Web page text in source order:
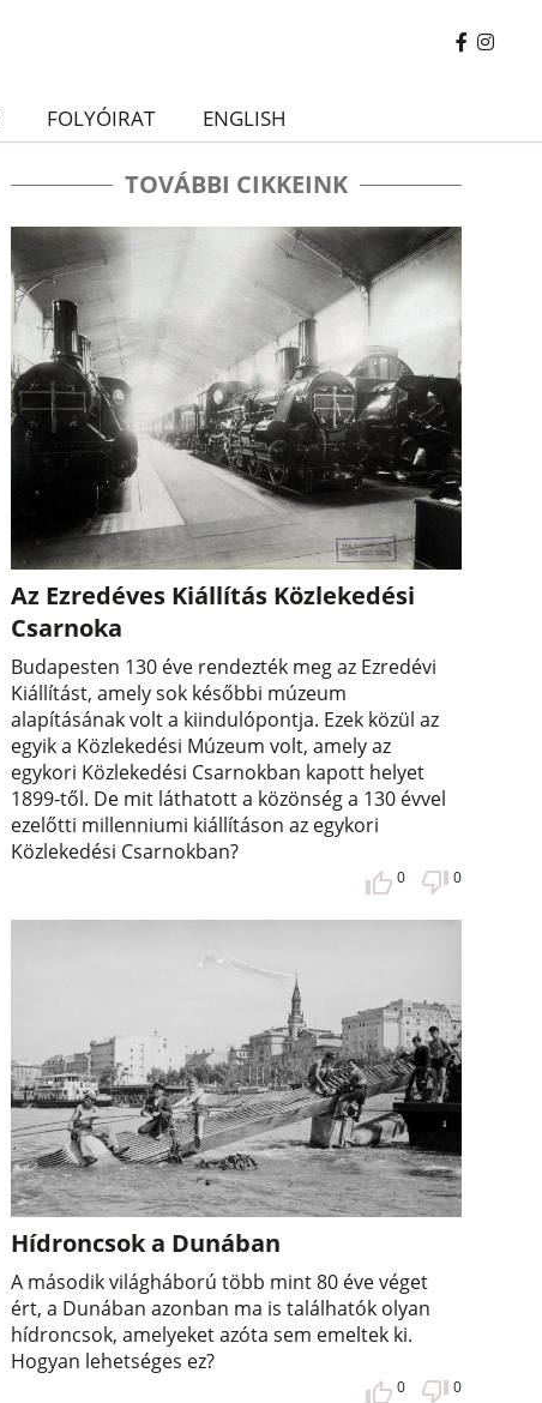
FOLYÓIRAT ENGLISH
TOVÁBBI CIKKEINK
Az Ezredéves Kiállítás Közlekedési
Csarnoka
Budapesten 130 éve rendezték meg az Ezredévi
Kiállítást, amely sok későbbi múzeum
alapításának volt a kiindulópontja. Ezek közül az
egyik a Közlekedési Múzeum volt, amely az
egykori Közlekedési Csarnokban kapott helyet
1899-től. De mit láthatott a közönség a 130 évvel
ezelőtti millenniumi kiállításon az egykori
Közlekedési Csarnokban?
0 0
Hídroncsok a Dunában
A második világháború több mint 80 éve véget
ért, a Dunában azonban ma is találhatók olyan
hídroncsok, amelyeket azóta sem emeltek ki.
Hogyan lehetséges ez?
0 0